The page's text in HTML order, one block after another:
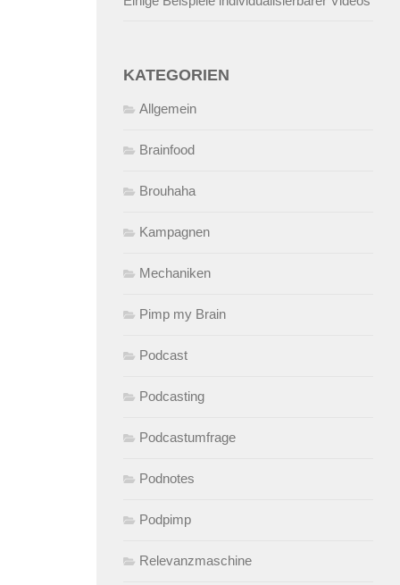
KATEGORIEN
Allgemein
Brainfood
Brouhaha
Kampagnen
Mechaniken
Pimp my Brain
Podcast
Podcasting
Podcastumfrage
Podnotes
Podpimp
Relevanzmaschine